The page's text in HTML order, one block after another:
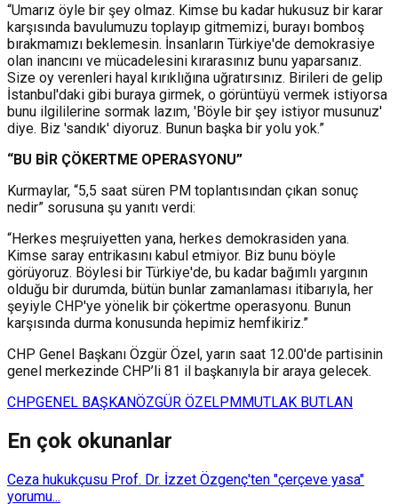
“Umarız öyle bir şey olmaz. Kimse bu kadar hukusuz bir karar
karşısında bavulumuzu toplayıp gitmemizi, burayı bomboş
bırakmamızı beklemesin. İnsanların Türkiye'de demokrasiye
olan inancını ve mücadelesini kırarasınız bunu yaparsanız.
Size oy verenleri hayal kırıklığına uğratırsınız. Birileri de gelip
İstanbul'daki gibi buraya girmek, o görüntüyü vermek istiyorsa
bunu ilgililerine sormak lazım, 'Böyle bir şey istiyor musunuz'
diye. Biz 'sandık' diyoruz. Bunun başka bir yolu yok.”
“BU BİR ÇÖKERTME OPERASYONU”
Kurmaylar, “5,5 saat süren PM toplantısından çıkan sonuç
nedir” sorusuna şu yanıtı verdi:
“Herkes meşruiyetten yana, herkes demokrasiden yana.
Kimse saray entrikasını kabul etmiyor. Biz bunu böyle
görüyoruz. Böylesi bir Türkiye'de, bu kadar bağımlı yargının
olduğu bir durumda, bütün bunlar zamanlaması itibarıyla, her
şeyiyle CHP'ye yönelik bir çökertme operasyonu. Bunun
karşısında durma konusunda hepimiz hemfikiriz.”
CHP Genel Başkanı Özgür Özel, yarın saat 12.00'de partisinin
genel merkezinde CHP’li 81 il başkanıyla bir araya gelecek.
CHPGENEL BAŞKANÖZGÜR ÖZELPMMUTLAK BUTLAN
En çok okunanlar
Ceza hukukçusu Prof. Dr. İzzet Özgenç'ten "çerçeve yasa"
yorumu...